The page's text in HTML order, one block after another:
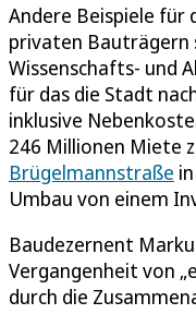
Andere Beispiele für
privaten Bauträgern
Wissenschafts- und
für das die Stadt
inklusive
246 Millionen Miete
Brügelmannstraße
Umbau von einem
Baudezernent
Vergangenheit von
durch die